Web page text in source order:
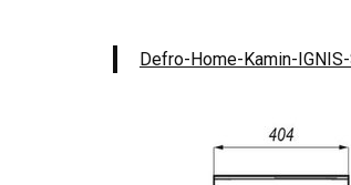
Defro-Home-Kamin-